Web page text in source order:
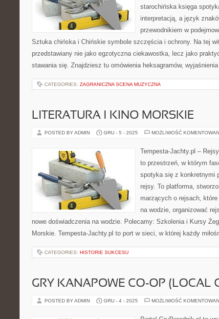
starochińska księga
interpretacją, a język
przewodnikiem w
Sztuka chińska i Chińskie symbole szczęścia i ochrony. Na tej
przedstawiany nie jako egzotyczna ciekawostka, lecz jako
stawania się. Znajdziesz tu omówienia heksagramów,
CATEGORIES: ZAGRANICZNA SCENA MUZYCZNA
LITERATURA I KINO MORSKIE
POSTED BY ADMIN GRU - 5 - 2025 MOŻLIWOŚĆ
Tempesta-Jachty.pl –
to przestrzeń, w którym
spotyka się z konkretnymi
rejsy. To platforma,
marzących o rejsach,
na wodzie, organizować
nowe doświadczenia na wodzie. Polecamy: Szkolenia i Kursy
Morskie. Tempesta-Jachty.pl to port w sieci, w której każdy
CATEGORIES: HISTORIE SUKCESU
GRY KANAPOWE CO-OP (LOCAL
POSTED BY ADMIN GRU - 4 - 2025 MOŻLIWOŚĆ